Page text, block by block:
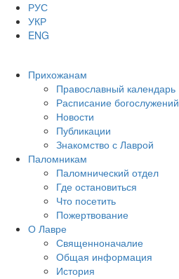
РУС
УКР
ENG
Прихожанам
Православный календарь
Расписание богослужений
Новости
Публикации
Знакомство с Лаврой
Паломникам
Паломнический отдел
Где остановиться
Что посетить
Пожертвование
О Лавре
Священноначалие
Общая информация
История